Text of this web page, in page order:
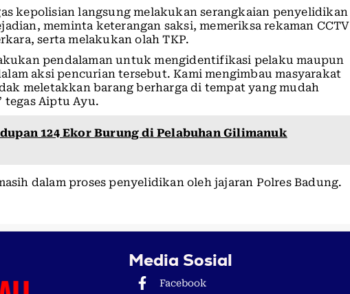
kepolisian langsung melakukan serangkaian penyelidikan
meminta keterangan saksi, memeriksa rekaman CCTV
serta melakukan olah TKP.
pendalaman untuk mengidentifikasi pelaku maupun
aksi pencurian tersebut. Kami mengimbau masyarakat
meletakkan barang berharga di tempat yang mudah
tegas Aiptu Ayu.
124 Ekor Burung di Pelabuhan Gilimanuk
dalam proses penyelidikan oleh jajaran Polres Badung.
Media Sosial
Facebook